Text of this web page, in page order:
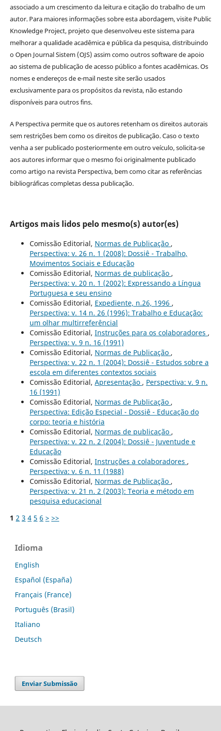
associado a um crescimento da leitura e citação do trabalho de um
autor. Para maiores informações sobre esta abordagem, visite Public
Knowledge Project, projeto que desenvolveu este sistema para
melhorar a qualidade acadêmica e pública da pesquisa, distribuindo
o Open Journal Sistem (OJS) assim como outros software de apoio
ao sistema de publicação de acesso público a fontes acadêmicas. Os
nomes e endereços de e-mail neste site serão usados
exclusivamente para os propósitos da revista, não estando
disponíveis para outros fins.
A Perspectiva permite que os autores retenham os direitos autorais
sem restrições bem como os direitos de publicação. Caso o texto
venha a ser publicado posteriormente em outro veículo, solicita-se
aos autores informar que o mesmo foi originalmente publicado
como artigo na revista Perspectiva, bem como citar as referências
bibliográficas completas dessa publicação.
Artigos mais lidos pelo mesmo(s) autor(es)
Comissão Editorial, Normas de Publicação ,
Perspectiva: v. 26 n. 1 (2008): Dossiê - Trabalho,
Movimentos Sociais e Educação
Comissão Editorial, Normas de publicação ,
Perspectiva: v. 20 n. 1 (2002): Expressando a Língua
Portuguesa e seu ensino
Comissão Editorial, Expediente, n.26, 1996 ,
Perspectiva: v. 14 n. 26 (1996): Trabalho e Educação:
um olhar multirreferêncial
Comissão Editorial, Instruções para os colaboradores ,
Perspectiva: v. 9 n. 16 (1991)
Comissão Editorial, Normas de Publicação ,
Perspectiva: v. 22 n. 1 (2004): Dossiê - Estudos sobre a
escola em diferentes contextos sociais
Comissão Editorial, Apresentação , Perspectiva: v. 9 n.
16 (1991)
Comissão Editorial, Normas de Publicação ,
Perspectiva: Edição Especial - Dossiê - Educação do
corpo: teoria e história
Comissão Editorial, Normas de publicação ,
Perspectiva: v. 22 n. 2 (2004): Dossiê - Juventude e
Educação
Comissão Editorial, Instruções a colaboradores ,
Perspectiva: v. 6 n. 11 (1988)
Comissão Editorial, Normas de Publicação ,
Perspectiva: v. 21 n. 2 (2003): Teoria e método em
pesquisa educacional
1 2 3 4 5 6 > >>
Idioma
English
Español (España)
Français (France)
Português (Brasil)
Italiano
Deutsch
Enviar Submissão